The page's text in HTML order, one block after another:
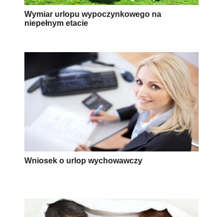
Wymiar urlopu wypoczynkowego na
niepełnym etacie
Wniosek o urlop wychowawczy